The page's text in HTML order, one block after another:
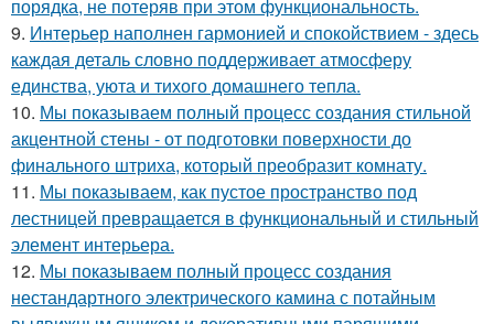
порядка, не потеряв при этом функциональность.
9. Интерьер наполнен гармонией и спокойствием - здесь
каждая деталь словно поддерживает атмосферу
единства, уюта и тихого домашнего тепла.
10. Мы показываем полный процесс создания стильной
акцентной стены - от подготовки поверхности до
финального штриха, который преобразит комнату.
11. Мы показываем, как пустое пространство под
лестницей превращается в функциональный и стильный
элемент интерьера.
12. Мы показываем полный процесс создания
нестандартного электрического камина с потайным